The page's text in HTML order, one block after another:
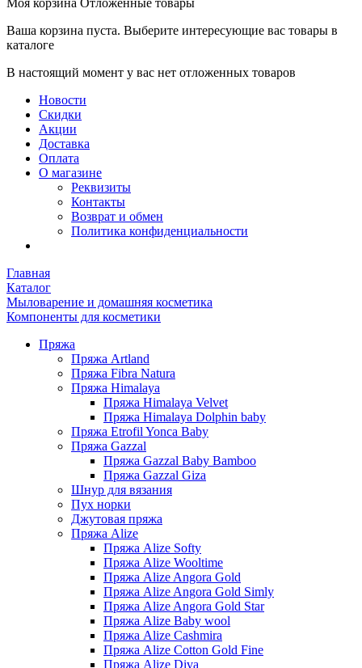
Ваша корзина пуста. Выберите интересующие вас товары в
каталоге
В настоящий момент у вас нет отложенных товаров
Новости
Скидки
Акции
Доставка
Оплата
О магазине
Реквизиты
Контакты
Возврат и обмен
Политика конфиденциальности
Главная
Каталог
Мыловарение и домашняя косметика
Компоненты для косметики
Пряжа
Пряжа Artland
Пряжа Fibra Natura
Пряжа Himalaya
Пряжа Himalaya Velvet
Пряжа Himalaya Dolphin baby
Пряжа Etrofil Yonca Baby
Пряжа Gazzal
Пряжа Gazzal Baby Bamboo
Пряжа Gazzal Giza
Шнур для вязания
Пух норки
Джутовая пряжа
Пряжа Alize
Пряжа Alize Softy
Пряжа Alize Wooltime
Пряжа Alize Angora Gold
Пряжа Alize Angora Gold Simly
Пряжа Alize Angora Gold Star
Пряжа Alize Baby wool
Пряжа Alize Cashmira
Пряжа Alize Cotton Gold Fine
Пряжа Alize Diva